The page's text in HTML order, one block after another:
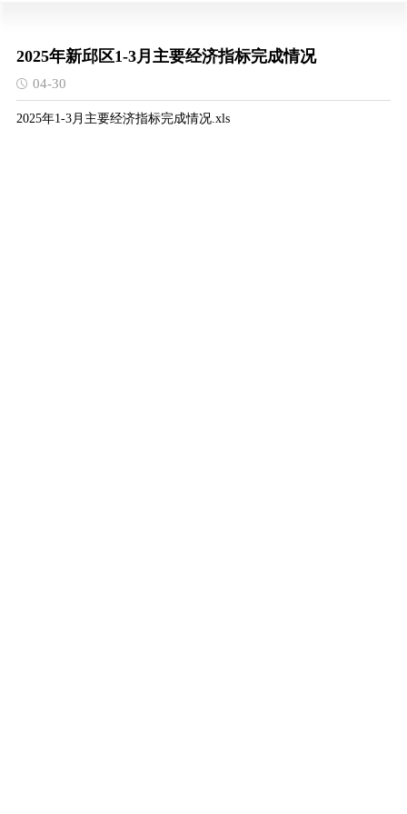
2025年新邱区1-3月主要经济指标完成情况
04-30
2025年1-3月主要经济指标完成情况.xls